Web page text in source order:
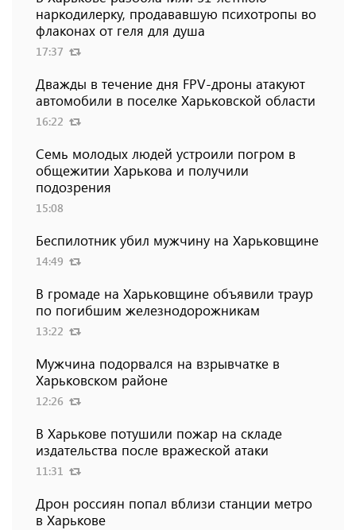
наркодилерку, продававшую психотропы во
флаконах от геля для душа
17:37
Дважды в течение дня FPV-дроны атакуют
автомобили в поселке Харьковской области
16:22
Семь молодых людей устроили погром в
общежитии Харькова и получили
подозрения
15:08
Беспилотник убил мужчину на Харьковщине
14:49
В громаде на Харьковщине объявили траур
по погибшим железнодорожникам
13:22
Мужчина подорвался на взрывчатке в
Харьковском районе
12:26
В Харькове потушили пожар на складе
издательства после вражеской атаки
11:31
Дрон россиян попал вблизи станции метро
в Харькове